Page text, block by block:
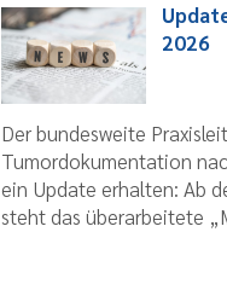
2026
Der bundesweite
Tumordokumentation
ein Update erhalten: Ab
steht das überarbeitete